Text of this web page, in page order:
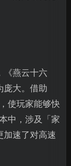
《燕云十六
庞大。借助
使玩家能够快
中，涉及「家
加速了对高速